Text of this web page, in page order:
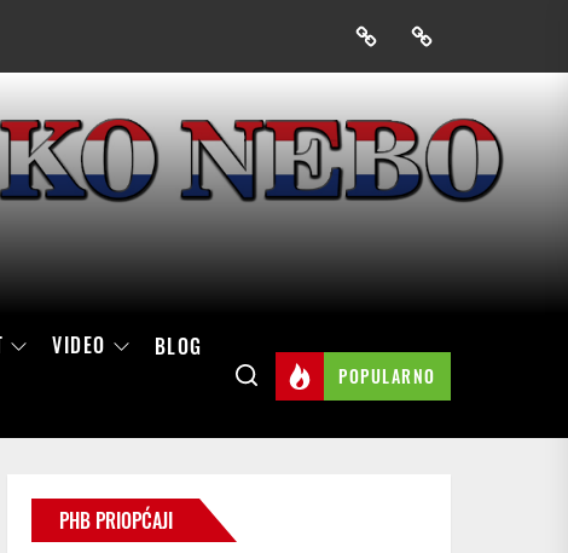
PrijavakSkini
mobilnu
Hrvatskog
neba
VIDEO BLOG
POPULARNO
PHB PRIOPĆAJI